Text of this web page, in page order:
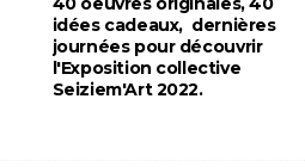
idées cadeaux, dernières
journées pour découvrir
l'Exposition collective
Seiziem'Art 2022.